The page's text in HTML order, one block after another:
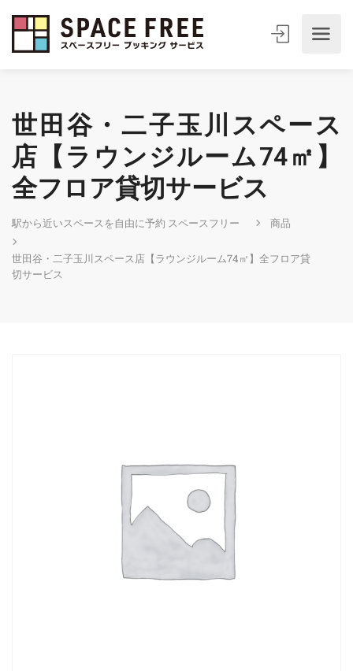
世田谷・二子玉川スペース
店【ラウンジルーム74㎡】
全フロア貸切サービス
駅から近いスペースを自由に予約 スペースフリー 商品
世田谷・二子玉川スペース店【ラウンジルーム74㎡】全フロア貸
切サービス